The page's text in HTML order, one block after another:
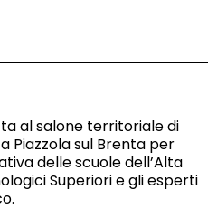
al salone territoriale di
Piazzola sul Brenta per
delle scuole dell’Alta
Superiori e gli esperti